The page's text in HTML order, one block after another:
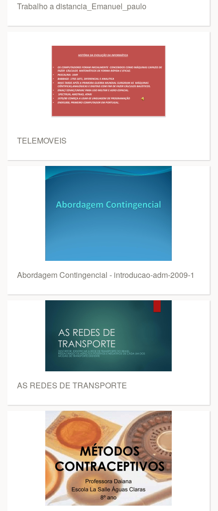
Trabalho a distancia_Emanuel_paulo
TELEMOVEIS
Abordagem Contingencial - introducao-adm-2009-1
AS REDES DE TRANSPORTE